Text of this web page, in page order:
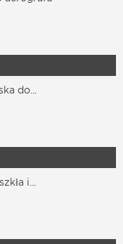
​​do...
i...